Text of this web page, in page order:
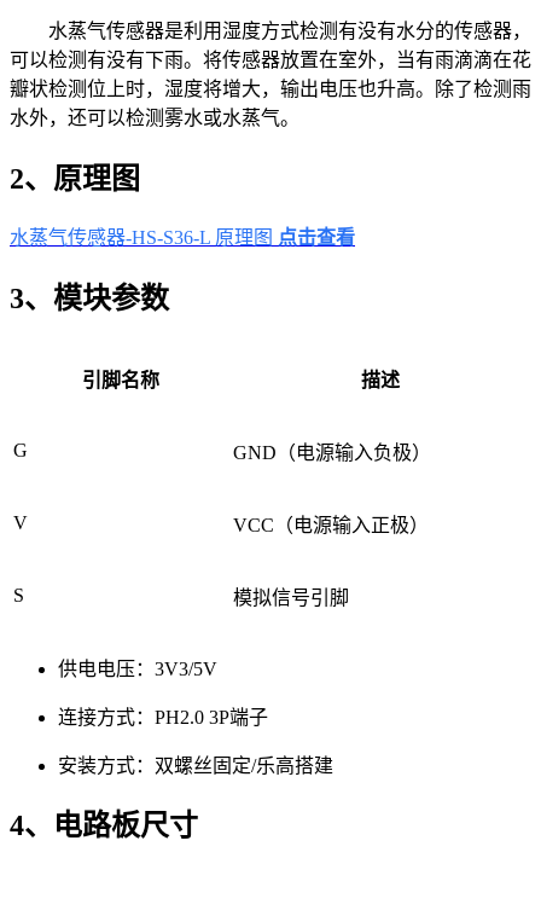
水蒸气传感器是利用湿度方式检测有没有水分的传感器，
可以检测有没有下雨。将传感器放置在室外，当有雨滴滴在花
瓣状检测位上时，湿度将增大，输出电压也升高。除了检测雨
水外，还可以检测雾水或水蒸气。
2、原理图
水蒸气传感器-HS-S36-L 原理图 点击查看
3、模块参数
引脚名称 描述
G GND（电源输入负极）
V VCC（电源输入正极）
S 模拟信号引脚
供电电压：3V3/5V
连接方式：PH2.0 3P端子
安装方式：双螺丝固定/乐高搭建
4、电路板尺寸